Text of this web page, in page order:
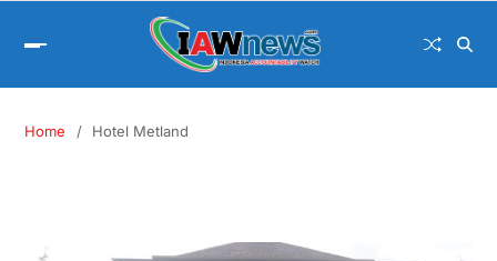
Home Hotel Metland